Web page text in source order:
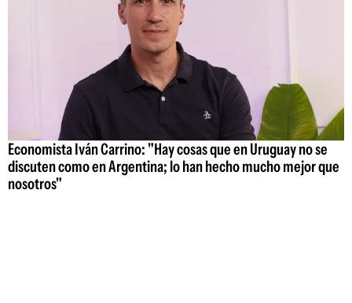
Economista Iván Carrino: "Hay cosas que en Uruguay no se
discuten como en Argentina; lo han hecho mucho mejor que
nosotros"